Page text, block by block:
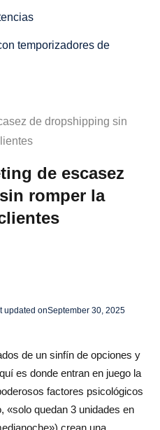
temporizadores de
exclusivos para
acumuladas y listas de
o comprando esto»
de dropshipping sin
de escasez
romper la
updated onSeptember 30, 2025
de un sinfín de opciones y
es donde entran en juego la
factores psicológicos
«solo quedan 3 unidades en
crean una